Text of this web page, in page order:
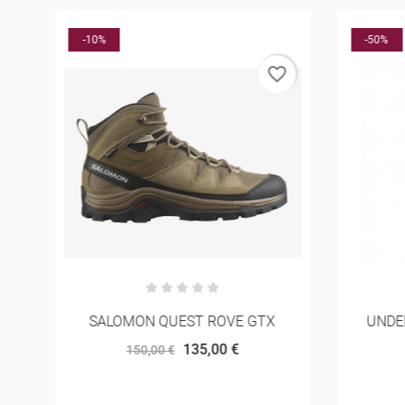
-10%
SALOMON QUEST ROVE GTX
150,00 € 135,00 €
favorite_border
-50%